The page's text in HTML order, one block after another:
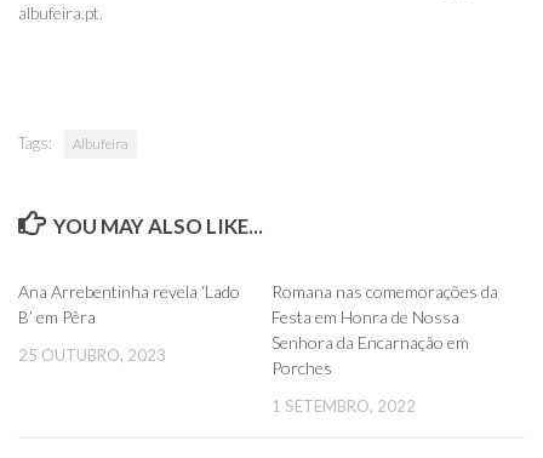
albufeira.pt.
Tags: Albufeira
YOU MAY ALSO LIKE...
Ana Arrebentinha revela ‘Lado
B’ em Pêra
25 OUTUBRO, 2023
Romana nas comemorações da
Festa em Honra de Nossa
Senhora da Encarnação em
Porches
1 SETEMBRO, 2022